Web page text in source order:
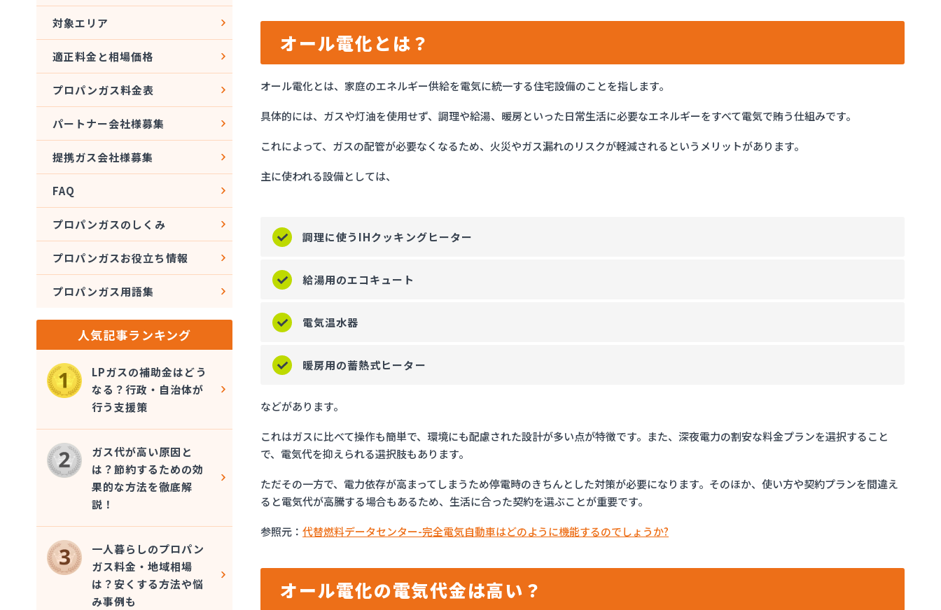
4.2電気代が高い時間帯に使っている
4.3 電力消費量の多い暖房設備の使用
4.4不要な照明や家電の点灯・使用
5オール電化の電気代を安くする方法とは？
6まとめ
オール電化とは？
オール電化とは、家庭のエネルギー供給を電気に統一する住宅設備のことを指します。
具体的には、ガスや灯油を使用せず、調理や給湯、暖房といった日常生活に必要なエネルギーをすべて電気で賄う仕組みです。
これによって、ガスの配管が必要なくなるため、火災やガス漏れのリスクが軽減されるというメリットがあります。
主に使われる設備としては、
調理に使うIHクッキングヒーター
給湯用のエコキュート
電気温水器
暖房用の蓄熱式ヒーター
などがあります。
これはガスに比べて操作も簡単で、環境にも配慮された設計が多い点が特徴です。また、深夜電力の割安な料金プランを選択すること
で、電気代を抑えられる選択肢もあります。
ただその一方で、電力依存が高まってしまうため停電時のきちんとした対策が必要になります。そのほか、使い方や契約プランを間違え
ると電気代が高騰する場合もあるため、生活に合った契約を選ぶことが重要です。
参照元： 代替燃料データセンター-完全電気自動車はどのように機能するのでしょうか?
オール電化の電気代金は高い？
対象エリア
適正料金と相場価格
プロパンガス料金表
パートナー会社様募集
提携ガス会社様募集
FAQ
プロパンガスのしくみ
プロパンガスお役立ち情報
プロパンガス用語集
人気記事ランキング
LPガスの補助金はどう
なる？行政・自治体が
行う支援策
ガス代が高い原因と
は？節約するための効
果的な方法を徹底解
説！
一人暮らしのプロパン
ガス料金・地域相場
は？安くする方法や悩
み事例も